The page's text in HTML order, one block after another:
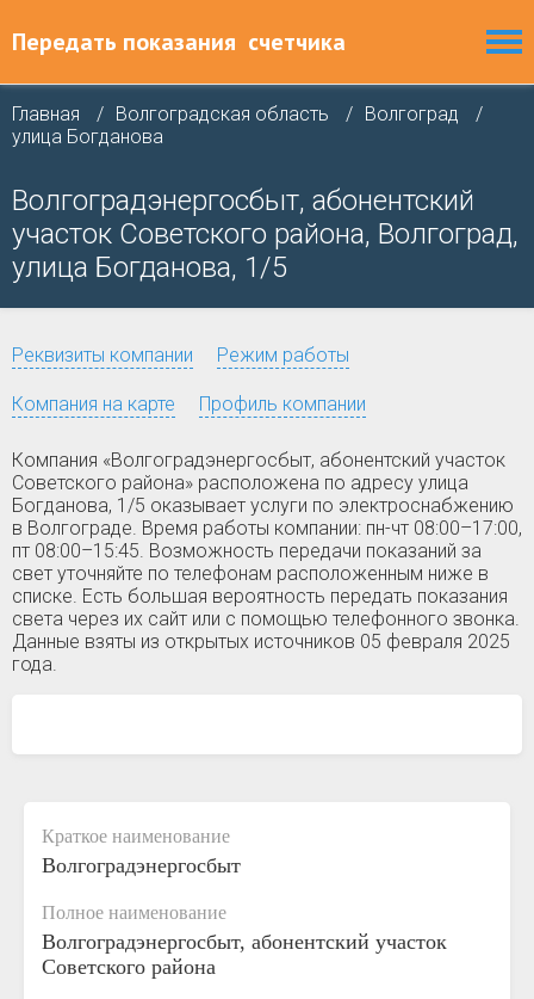
Передать показания счетчика
Главная Волгоградская область
Волгоград
улица Богданова
Волгоградэнергосбыт, абонентский
участок Советского района, Волгоград,
улица Богданова, 1/5
Реквизиты компании Режим работы
Компания на карте Профиль компании
Компания «Волгоградэнергосбыт, абонентский участок
Советского района» расположена по адресу улица
Богданова, 1/5 оказывает услуги по электроснабжению
в Волгограде. Время работы компании: пн-чт 08:00–17:00,
пт 08:00–15:45. Возможность передачи показаний за
свет уточняйте по телефонам расположенным ниже в
списке. Есть большая вероятность передать показания
света через их сайт или с помощью телефонного звонка.
Данные взяты из открытых источников 05 февраля 2025
года.
Краткое наименование
Волгоградэнергосбыт
Полное наименование
Волгоградэнергосбыт, абонентский участок
Советского района